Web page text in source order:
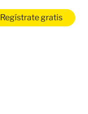
Regístrate gratis